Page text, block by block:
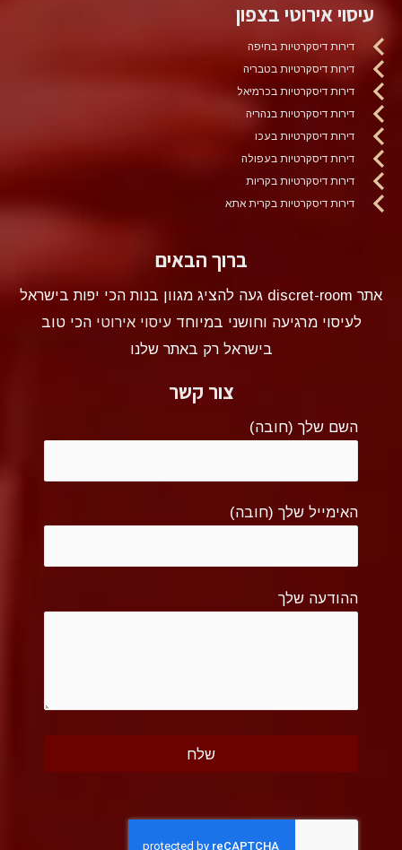
עיסוי אירוטי בצפון
דירות דיסקרטיות בחיפה
דירות דיסקרטיות בטבריה
דירות דיסקרטיות בכרמיאל
דירות דיסקרטיות בנהריה
דירות דיסקרטיות בעכו
דירות דיסקרטיות בעפולה
דירות דיסקרטיות בקריות
דירות דיסקרטיות בקרית אתא
ברוך הבאים
אתר discret-room געה להציג מגוון בנות הכי יפות בישראל
לעיסוי מרגיעה וחושני במיוחדעיסוי אירוטי הכי טוב
בישראל רק באתר שלנו
צור קשר
השם שלך (חובה)
האימייל שלך (חובה)
ההודעה שלך